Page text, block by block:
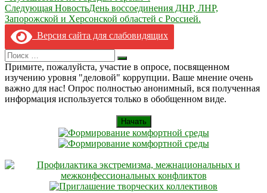
по
записям
Следующая НовостьДень воссоединения ДНР, ЛНР,
Запорожской и Херсонской областей с Россией.
Версия сайта для слабовидящих
Search
for:
Искать
Примите, пожалуйста, участие в опросе, посвященном
изучению уровня "деловой" коррупции. Ваше мнение очень
важно для нас! Опрос полностью анонимный, вся полученная
информация используется только в обобщенном виде.
Начать